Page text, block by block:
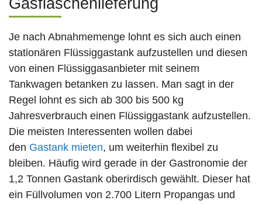
Gasflaschenlieferung
Je nach Abnahmemenge lohnt es sich auch einen
stationären Flüssiggastank aufzustellen und diesen
von einen Flüssiggasanbieter mit seinem
Tankwagen betanken zu lassen. Man sagt in der
Regel lohnt es sich ab 300 bis 500 kg
Jahresverbrauch einen Flüssiggastank aufzustellen.
Die meisten Interessenten wollen dabei
den Gastank mieten, um weiterhin flexibel zu
bleiben. Häufig wird gerade in der Gastronomie der
1,2 Tonnen Gastank oberirdisch gewählt. Dieser hat
ein Füllvolumen von 2.700 Litern Propangas und